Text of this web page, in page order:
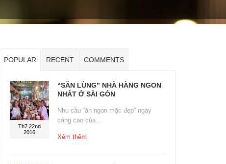
POPULAR RECENT COMMENTS
Th7 22nd
2016
“SĂN LÙNG” NHÀ HÀNG NGON
NHẤT Ở SÀI GÒN
Nhu cầu “ăn ngon mặc đẹp” ngày
càng cao của...
Xêm thêm